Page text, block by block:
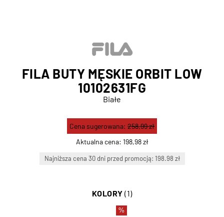
FILA BUTY MĘSKIE ORBIT LOW
10102631FG
Białe
Aktualna cena: 198,98 zł
Cena sugerowana: 258,99 zł
Najniższa cena 30 dni przed promocją: 198.98 zł
KOLORY (1)
%